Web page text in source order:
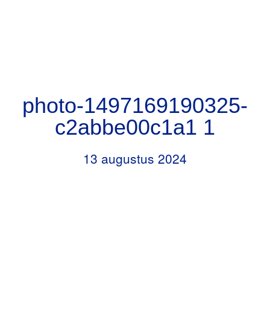
inhoud
photo-1497169190325-
c2abbe00c1a1 1
13 augustus 2024